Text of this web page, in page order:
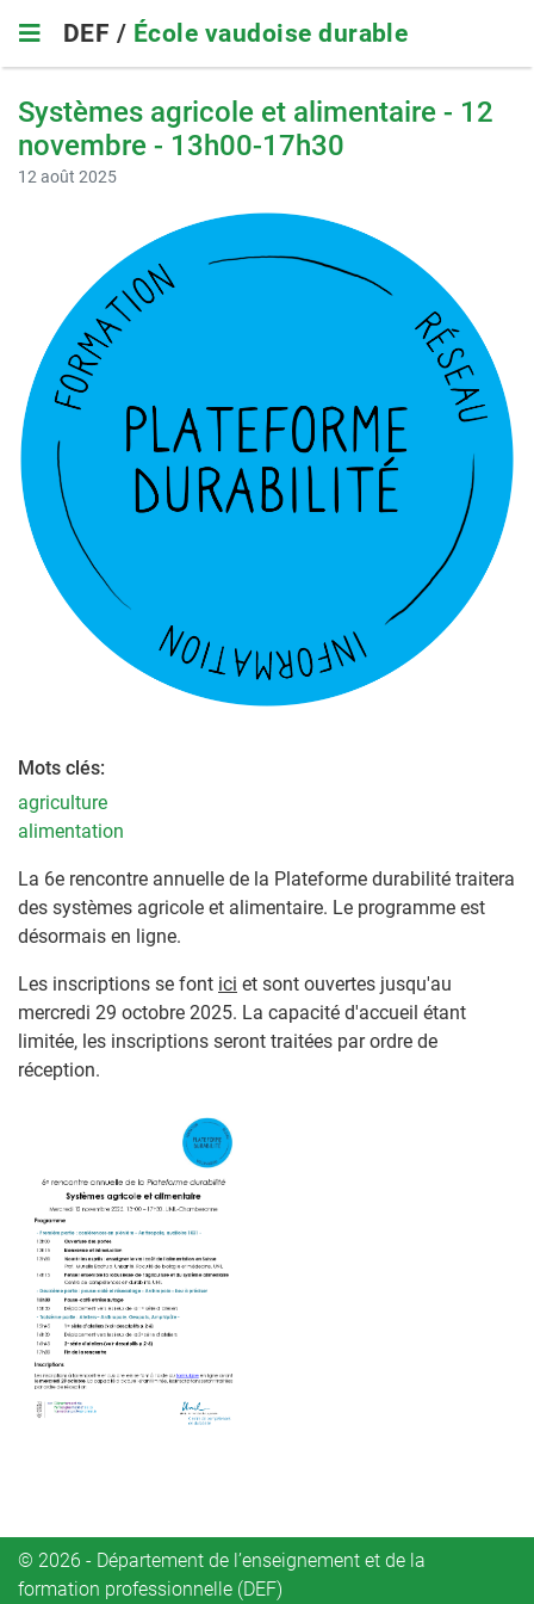
main
navigation
DEF / École vaudoise durable
Systèmes agricole et alimentaire - 12
novembre - 13h00-17h30
12 août 2025
Mots clés:
agriculture
alimentation
La 6e rencontre annuelle de la Plateforme durabilité traitera
des systèmes agricole et alimentaire. Le programme est
désormais en ligne.
Les inscriptions se font ici et sont ouvertes jusqu'au
mercredi 29 octobre 2025. La capacité d'accueil étant
limitée, les inscriptions seront traitées par ordre de
réception.
© 2026 - Département de l’enseignement et de la
formation professionnelle (DEF)